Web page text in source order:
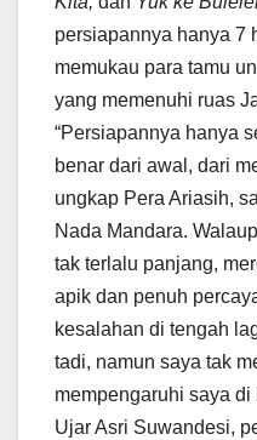
persiapannya hanya 7
memukau para tamu
yang memenuhi ruas
“Persiapannya hanya
benar dari awal, dari
ungkap Pera Ariasih,
Nada Mandara.
tak terlalu panjang,
apik dan penuh
kesalahan di tengah
tadi, namun saya tak
mempengaruhi saya di
Ujar Asri Suwandesi,